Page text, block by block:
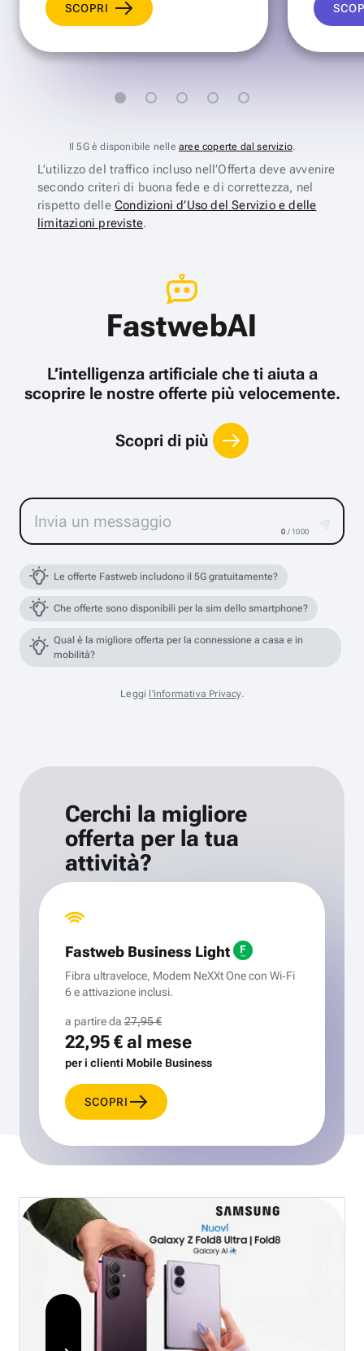
SCOPRI
Il 5G è disponibile nelle aree coperte dal servizio.
L’utilizzo del traffico incluso nell’Offerta deve avvenire
secondo criteri di buona fede e di correttezza, nel
rispetto delle Condizioni d’Uso del Servizio e delle
limitazioni previste.
FastwebAI
L’intelligenza artificiale che ti aiuta a
scoprire le nostre offerte più velocemente.
Scopri di più
0 / 1000
Le offerte Fastweb includono il 5G gratuitamente?
Che offerte sono disponibili per la sim dello smartphone?
Qual è la migliore offerta per la connessione a casa e in
mobilità?
Leggi l'informativa Privacy.
Cerchi la migliore
offerta per la tua
attività?
Fastweb Business Light
Fibra ultraveloce, Modem NeXXt One con Wi‑Fi
6 e attivazione inclusi.
a partire da 27,95 €
22,95 €al mese
per i clienti Mobile Business
SCOPRI